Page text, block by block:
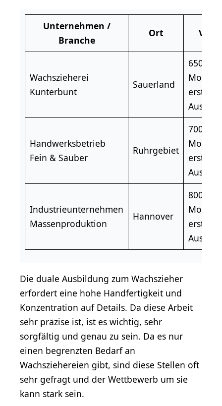
Unternehmen /
Branche
Ort
Wachszieherei
Kunterbunt
Sauerland
650 €
Monat
ersten
Handwerksbetrieb
Fein & Sauber
Ruhrgebiet
700 €
Monat
ersten
Industrieunternehmen
Massenproduktion
Hannover
800 €
Monat
ersten
Die duale Ausbildung zum Wachszieher
erfordert eine hohe Handfertigkeit und
Konzentration auf Details. Da diese Arbeit
sehr präzise ist, ist es wichtig, sehr
sorgfältig und genau zu sein. Da es nur
einen begrenzten Bedarf an
Wachsziehereien gibt, sind diese Stellen oft
sehr gefragt und der Wettbewerb um sie
kann stark sein.